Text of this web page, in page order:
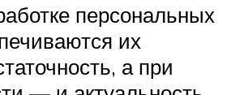
персональных
их
а при